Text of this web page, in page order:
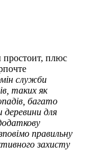
простоит, плюс
служби
таких як
багато
для
правильну
захисту